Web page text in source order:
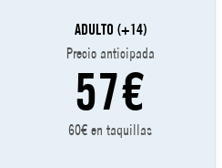
ADULTO (+14)
Precio anticipada
57€
60€ en taquillas